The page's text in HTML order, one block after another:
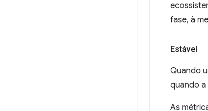
fase, à
Estável
Quando
quando a
As